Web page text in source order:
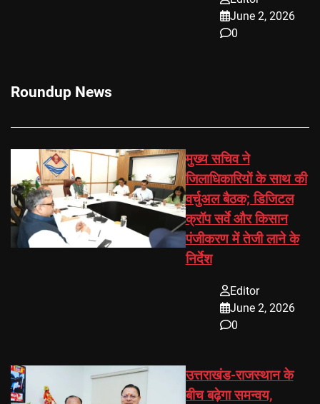
June 2, 2026
0
Roundup News
मुख्य सचिव ने
जिलाधिकारियों के साथ की
वर्चुअल बैठक; डिजिटल
क्रॉप सर्वे और किसान
पंजीकरण में तेजी लाने के
निर्देश
Editor
June 2, 2026
0
उत्तराखंड-राजस्थान के
बीच बढ़ेगा समन्वय,